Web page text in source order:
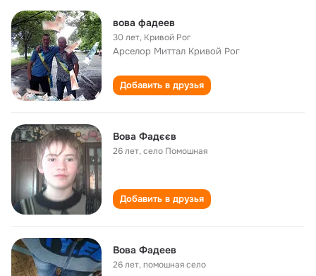
вова фадеев
30 лет, Кривой Рог
Арселор Миттал Кривой Рог
Добавить в друзья
Вова Фадєєв
26 лет,село Помошная
Добавить в друзья
Вова Фадеев
26 лет,помошная село